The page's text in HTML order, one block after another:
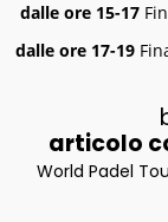
dalle ore 15-17
dalle ore 17-19
articolo
World Padel